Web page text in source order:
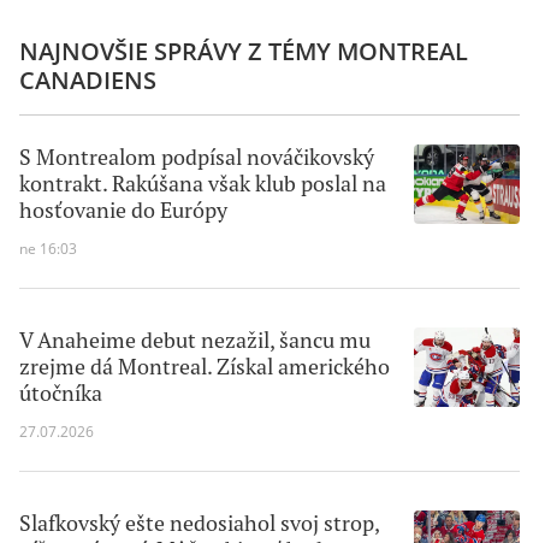
NAJNOVŠIE SPRÁVY Z TÉMY MONTREAL
CANADIENS
S Montrealom podpísal nováčikovský
kontrakt. Rakúšana však klub poslal na
hosťovanie do Európy
ne 16:03
V Anaheime debut nezažil, šancu mu
zrejme dá Montreal. Získal amerického
útočníka
27.07.2026
Slafkovský ešte nedosiahol svoj strop,